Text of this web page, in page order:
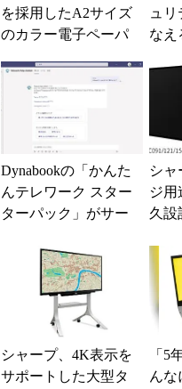
を採用したA2サイズ
のカラー電子ペーパ
スター）」を開...
ュ
なえ
Dynabookの「かんた
んテレワーク スター
ターパック」がサー
ーへの「チャット
シャ
ジ用
久設
シャープ、4K表示を
サポートした大型タ
「5
んな